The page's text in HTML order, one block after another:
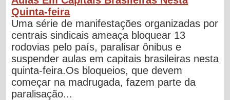
Quinta-feira
Uma série de manifestações organizadas por
centrais sindicais ameaça bloquear 13
rodovias pelo país, paralisar ônibus e
suspender aulas em capitais brasileiras nesta
quinta-feira.Os bloqueios, que devem
começar na madrugada, fazem parte da
paralisação...